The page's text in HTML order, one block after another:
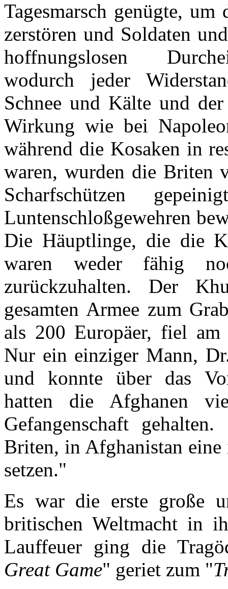
Tagesmarsch genügte,
zerstören und Soldaten
hoffnungslosen
wodurch jeder
Schnee und Kälte und
Wirkung wie bei
während die Kosaken in
waren, wurden die Briten
Scharfschützen
Luntenschloßgewehren
Die Häuptlinge, die die
waren weder fähig
zurückzuhalten. Der
gesamten Armee zum
als 200 Europäer, fiel am
Nur ein einziger Mann,
und konnte über das
hatten die Afghanen
Gefangenschaft
Briten, in Afghanistan
setzen."
Es war die erste große
britischen Weltmacht in
Lauffeuer ging die
Great Game" geriet zum "